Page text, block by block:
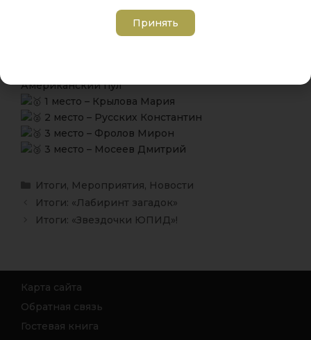
1 место – Уткин Максим
2 место – Волынец Софья
3 место – Крылова Мария
Американский пул
1 место – Крылова Мария
2 место – Русских Константин
3 место – Фролов Мирон
3 место – Мосеев Дмитрий
Итоги, Мероприятия, Новости
Итоги: «Лабиринт загадок»
Итоги: «Звездочки ЮПИД»!
Карта сайта
Обратная связь
Гостевая книга
Принять